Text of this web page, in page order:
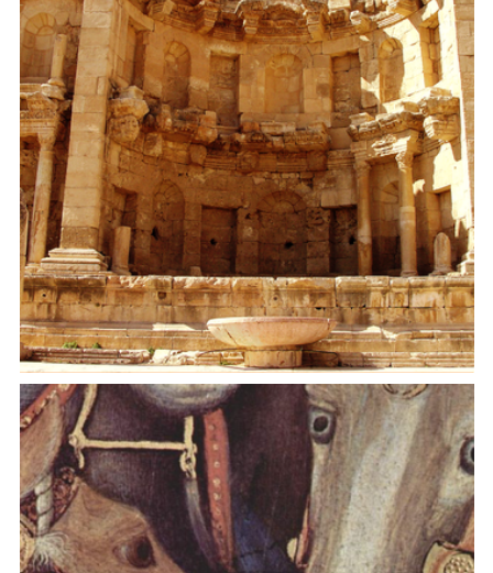
Water for the People, Décor for the City: